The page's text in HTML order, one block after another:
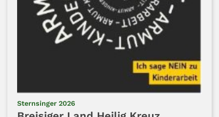
Sternsinger 2026